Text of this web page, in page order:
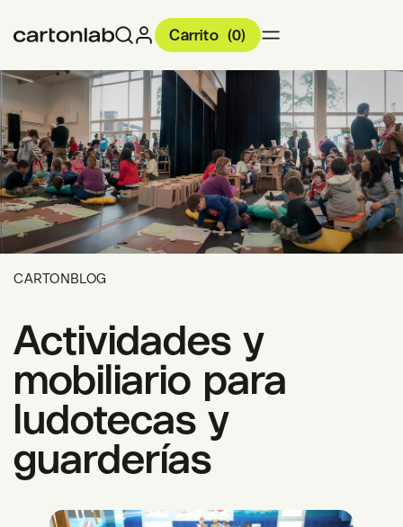
Carrito (0)
CARTONBLOG
Actividades y
mobiliario para
ludotecas y
guarderías